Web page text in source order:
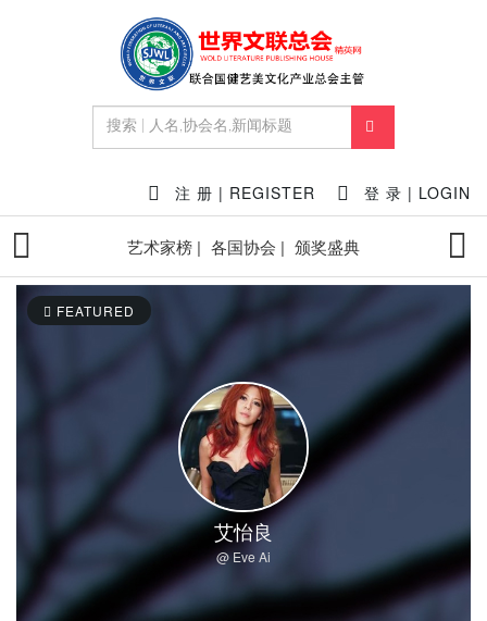
注 册 | REGISTER 登 录 | LOGIN
艺术家榜 | 各国协会 | 颁奖盛典
FEATURED
艾怡良
@ Eve Ai